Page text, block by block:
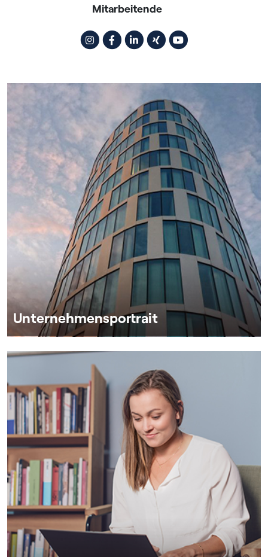
Mitarbeitende
Unternehmensportrait